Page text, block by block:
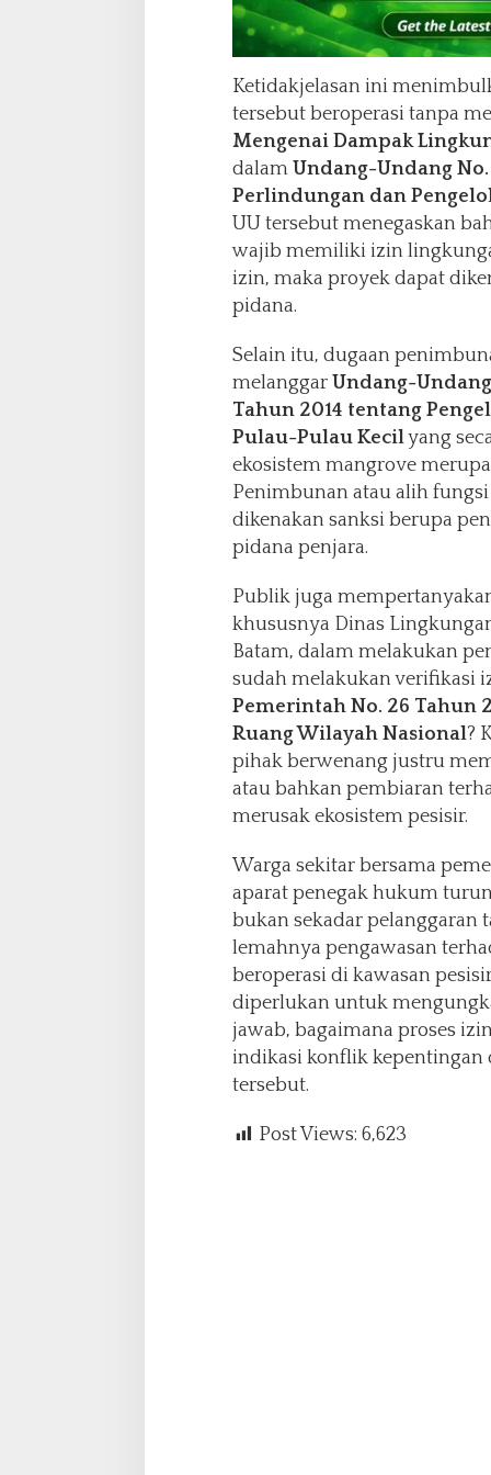
Ketidakjelasan ini
tersebut beroperasi tanpa
Mengenai Dampak
dalam Undang-Undang
Perlindungan dan
UU tersebut menegaskan
wajib memiliki izin
izin, maka proyek dapat
pidana.
Selain itu, dugaan
melanggar Undang-Undang
Tahun 2014 tentang
Pulau-Pulau Kecilyang
ekosistem mangrove
Penimbunan atau alih
dikenakan sanksi berupa
pidana penjara.
Publik juga
khususnya Dinas
Batam, dalam melakukan
sudah melakukan verifikasi
Pemerintah No. 26 Tahun
Ruang Wilayah Nasional?
pihak berwenang justru
atau bahkan pembiaran
merusak ekosistem pesisir.
Warga sekitar bersama
aparat penegak hukum
bukan sekadar pelanggaran
lemahnya pengawasan
beroperasi di kawasan
diperlukan untuk
jawab, bagaimana proses
indikasi konflik kepentingan
tersebut.
Post Views: 6,623